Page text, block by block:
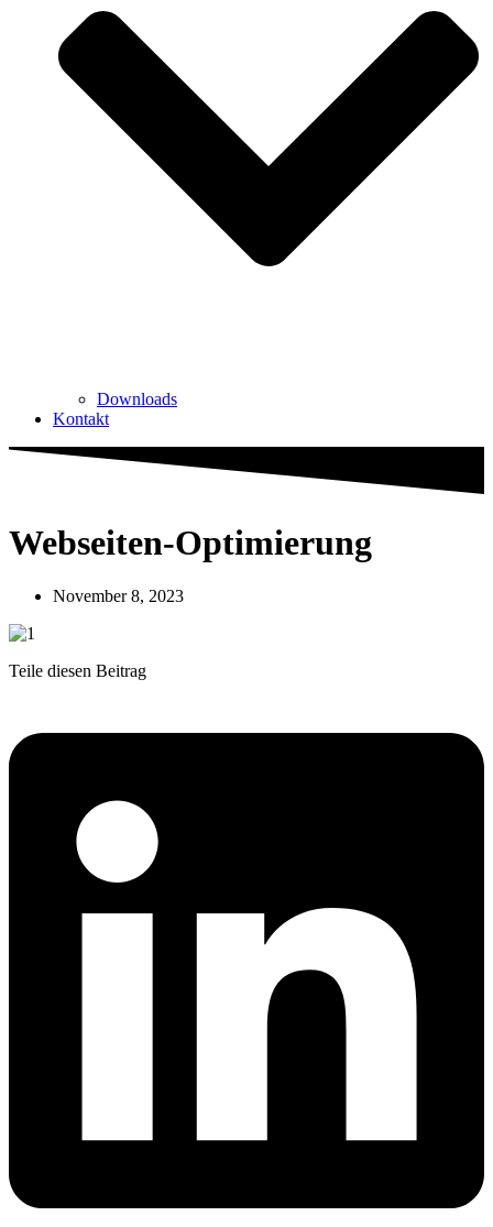
Downloads
Kontakt
Webseiten-Optimierung
November 8, 2023
Teile diesen Beitrag